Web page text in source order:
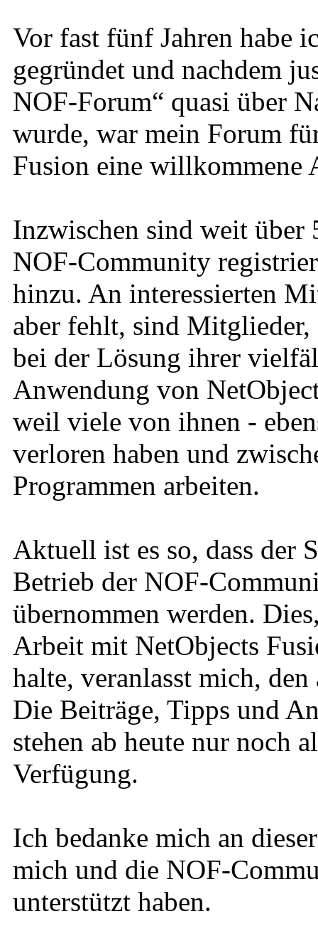
Vor fast fünf Jahren habe
gegründet und nachdem
NOF-Forum“ quasi über
wurde, war mein Forum
Fusion eine willkommene
Inzwischen sind weit über
NOF-Community
hinzu. An interessierten
aber fehlt, sind Mitglieder,
bei der Lösung ihrer
Anwendung von
weil viele von ihnen -
verloren haben und
Programmen arbeiten.
Aktuell ist es so, dass der
Betrieb der NOF-
übernommen werden.
Arbeit mit NetObjects
halte, veranlasst mich,
Die Beiträge, Tipps und
stehen ab heute nur noch
Verfügung.
Ich bedanke mich an
mich und die NOF-
unterstützt haben.